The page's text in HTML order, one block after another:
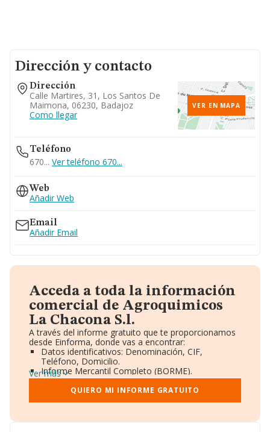
Dirección y contacto
Dirección
Calle Martires, 31, Los Santos De
Maimona, 06230, Badajoz
Como llegar
VER EN MAPA
Teléfono
670... Ver teléfono 670...
Web
Añadir Web
Email
Añadir Email
Acceda a toda la información
comercial de Agroquimicos
La Chacona S.l.
A través del informe gratuito que te proporcionamos
desde Einforma, donde vas a encontrar:
Datos identificativos: Denominación, CIF,
Teléfono, Domicilio.
Informe Mercantil Completo (BORME).
Gráficos de Evolución Ventas y Empleados.
Consejo de Administración y Administradores.
Directivos y Ejecutivos.
Ver más
QUIERO MI INFORME GRATUITO